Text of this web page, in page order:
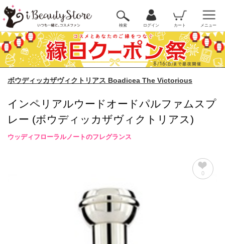
検索 ログイン カート メニュー
ボウディッカザヴィクトリアス Boadicea The Victorious
インペリアルウードオードパルファムスプ
レー (ボウディッカザヴィクトリアス)
ウッディフローラルノートのフレグランス
0